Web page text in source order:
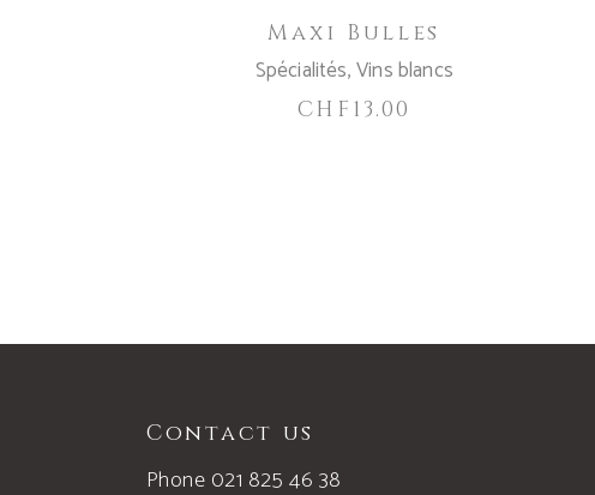
Maxi Bulles
Spécialités,Vins blancs
CHF 13.00
Contact us
Phone 021 825 46 38